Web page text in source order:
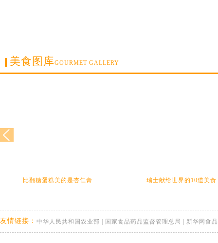
美食图库GOURMET GALLERY
比翻糖蛋糕美的是杏仁膏 瑞士献给世界的10道美食
友情链接： 中华人民共和国农业部 国家食品药品监督管理总局 新华网食品